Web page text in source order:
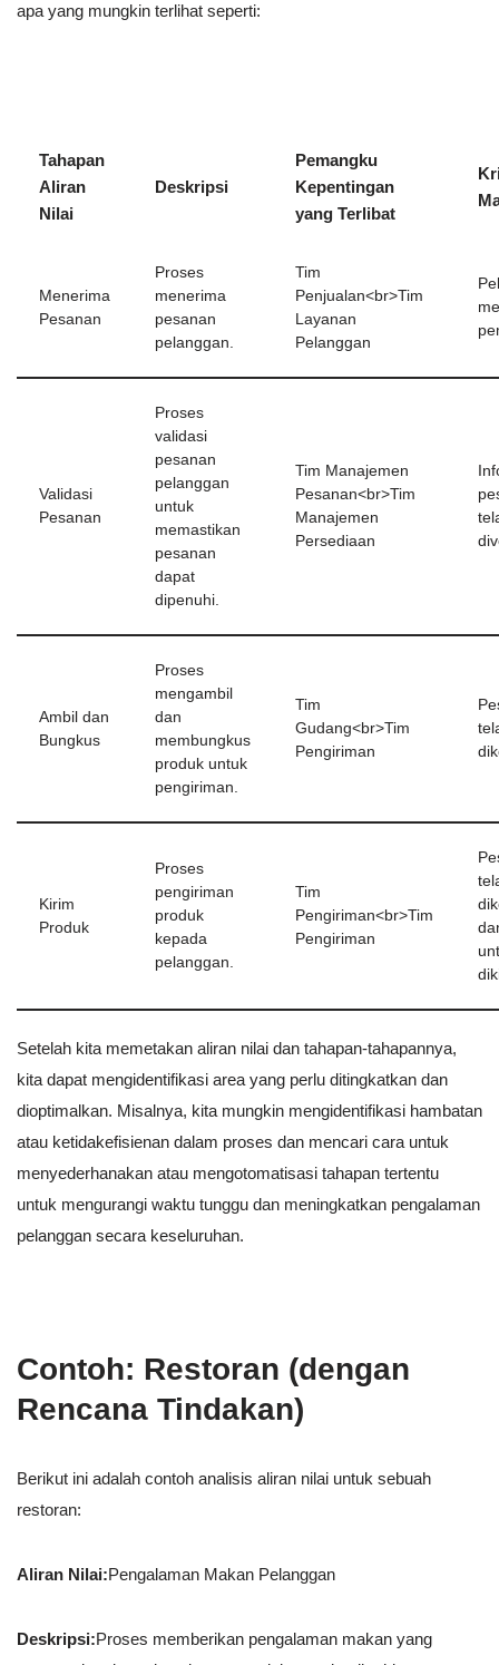
apa yang mungkin terlihat seperti:
Tahapan
Aliran
Nilai
Deskripsi
Pemangku
Kepentingan
yang Terlibat
Menerima
Pesanan
Proses
menerima
pesanan
pelanggan.
Tim
Penjualan<br>Tim
Layanan
Pelanggan
Validasi
Pesanan
Proses
validasi
pesanan
pelanggan
untuk
memastikan
pesanan
dapat
dipenuhi.
Tim Manajemen
Pesanan<br>Tim
Manajemen
Persediaan
Ambil dan
Bungkus
Proses
mengambil
dan
membungkus
produk untuk
pengiriman.
Tim
Gudang<br>Tim
Pengiriman
Kirim
Produk
Proses
pengiriman
produk
kepada
pelanggan.
Tim
Pengiriman<br>Tim
Pengiriman
Setelah kita memetakan aliran nilai dan tahapan-tahapannya,
kita dapat mengidentifikasi area yang perlu ditingkatkan dan
dioptimalkan. Misalnya, kita mungkin mengidentifikasi hambatan
atau ketidakefisienan dalam proses dan mencari cara untuk
menyederhanakan atau mengotomatisasi tahapan tertentu
untuk mengurangi waktu tunggu dan meningkatkan pengalaman
pelanggan secara keseluruhan.
Contoh: Restoran (dengan
Rencana Tindakan)
Berikut ini adalah contoh analisis aliran nilai untuk sebuah
restoran:
Aliran Nilai:Pengalaman Makan Pelanggan
Deskripsi:Proses memberikan pengalaman makan yang